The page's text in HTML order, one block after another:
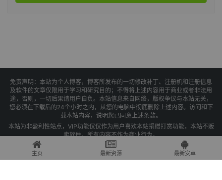
免责声明：本站为个人博客，博客所发布的一切修改补丁、注册机和注册信息
及软件的文章仅限用于学习和研究目的；不得将上述内容用于商业或者非法用
途，否则，一切后果请用户自负。本站信息来自网络，版权争议与本站无关，
您必须在下载后的24个小时之内，从您的电脑中彻底删除上述内容。访问和下
载本站内容，说明您已同意上述条款。
本站为非盈利性站点，VIP功能仅仅作为用户喜欢本站捐赠打赏功能，本站不贩
卖软件，所有内容不作为商业行为。
Copyright © 2025 果核剥壳 - 琼ICP备2021004479号-1
主页 最新资源 最新安卓